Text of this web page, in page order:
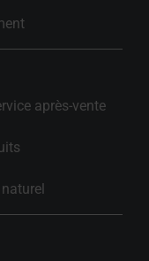
après-vente